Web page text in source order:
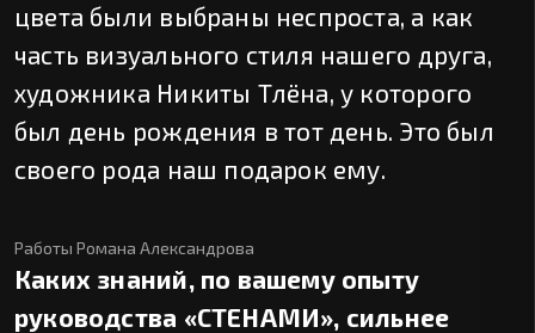
цвета были выбраны неспроста, а как
часть визуального стиля нашего друга,
художника Никиты Тлёна, у которого
был день рождения в тот день. Это был
своего рода наш подарок ему.
Работы Романа Александрова
Каких знаний, по вашему опыту
руководства «СТЕНАМИ», сильнее